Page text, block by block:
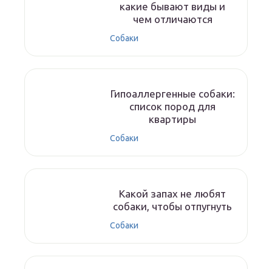
какие бывают виды и
чем отличаются
Собаки
Гипоаллергенные собаки:
список пород для
квартиры
Собаки
Какой запах не любят
собаки, чтобы отпугнуть
Собаки